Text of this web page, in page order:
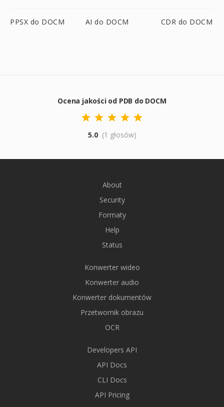
PPSX do DOCM AI do DOCM CDR do DOCM
Ocena jakości od PDB do DOCM
5.0 (1 głosów)
About
Security
Formaty
Help
Status
Konwerter wideo
Konwerter audio
Konwerter dokumentów
Przetwornik obrazu
OCR
Developers API
API Docs
CLI Docs
API Pricing